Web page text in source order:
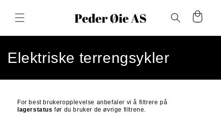
videre til
innholdet
Handlekurv
S
a
m
Elektriske terrengsykler
For best brukeropplevelse anbefaler vi å filtrere på
lagerstatusfør du bruker de øvrige filtrene.